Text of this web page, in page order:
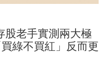
股老手實測兩大極
綠不買紅」反而更